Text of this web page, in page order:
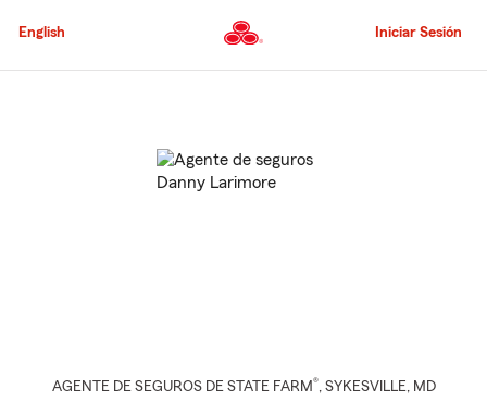
al
principal
English Iniciar Sesión
AGENTE DE SEGUROS DE STATE FARM®, SYKESVILLE, MD